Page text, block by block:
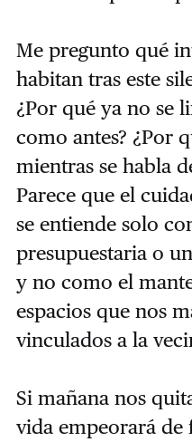
Me pregunto qué
habitan tras este
¿Por qué ya no se
como antes? ¿Por
mientras se habla
Parece que el
se entiende solo
presupuestaria o
y no como el
espacios que nos
vinculados a la
Si mañana nos
vida empeorará